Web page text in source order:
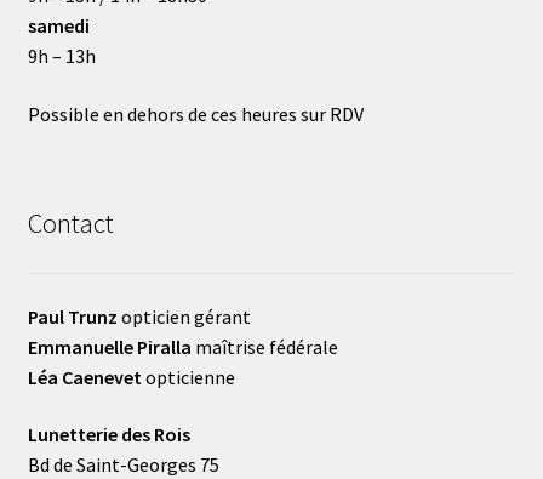
samedi
9h – 13h
Possible en dehors de ces heures sur RDV
Contact
Paul Trunz opticien gérant
Emmanuelle Piralla maîtrise fédérale
Léa Caenevet opticienne
Lunetterie des Rois
Bd de Saint-Georges 75